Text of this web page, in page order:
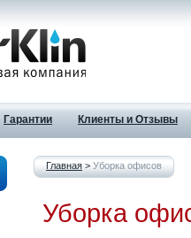
Гарантии Клиенты и Отзывы
Главная > Уборка офисов
Уборка